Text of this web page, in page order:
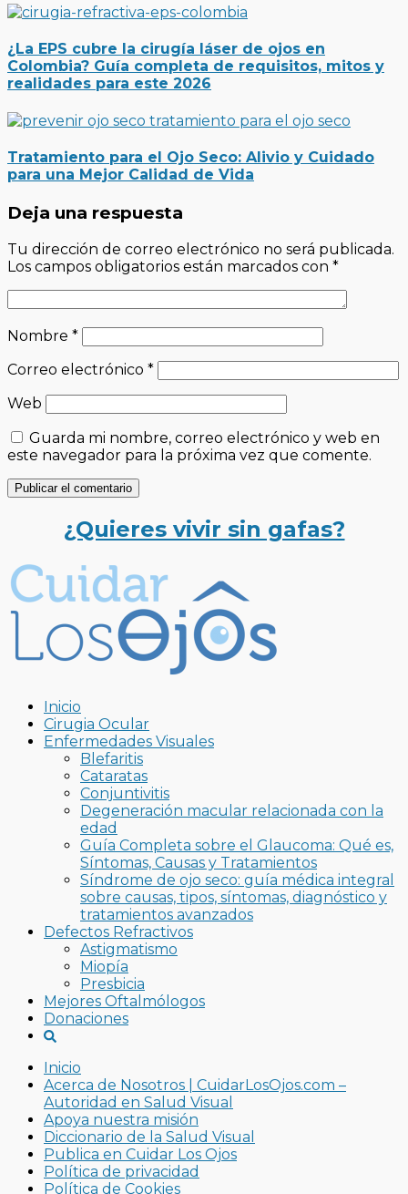
¿La EPS cubre la cirugía láser de ojos en
Colombia? Guía completa de requisitos, mitos y
realidades para este 2026
Tratamiento para el Ojo Seco: Alivio y Cuidado
para una Mejor Calidad de Vida
Deja una respuesta
Tu dirección de correo electrónico no será publicada.
Los campos obligatorios están marcados con *
Nombre *
Correo electrónico *
Web
Guarda mi nombre, correo electrónico y web en
este navegador para la próxima vez que comente.
¿Quieres vivir sin gafas?
Inicio
Cirugia Ocular
Enfermedades Visuales
Blefaritis
Cataratas
Conjuntivitis
Degeneración macular relacionada con la
edad
Guía Completa sobre el Glaucoma: Qué es,
Síntomas, Causas y Tratamientos
Síndrome de ojo seco: guía médica integral
sobre causas, tipos, síntomas, diagnóstico y
tratamientos avanzados
Defectos Refractivos
Astigmatismo
Miopía
Presbicia
Mejores Oftalmólogos
Donaciones
Inicio
Acerca de Nosotros | CuidarLosOjos.com –
Autoridad en Salud Visual
Apoya nuestra misión
Diccionario de la Salud Visual
Publica en Cuidar Los Ojos
Política de privacidad
Política de Cookies